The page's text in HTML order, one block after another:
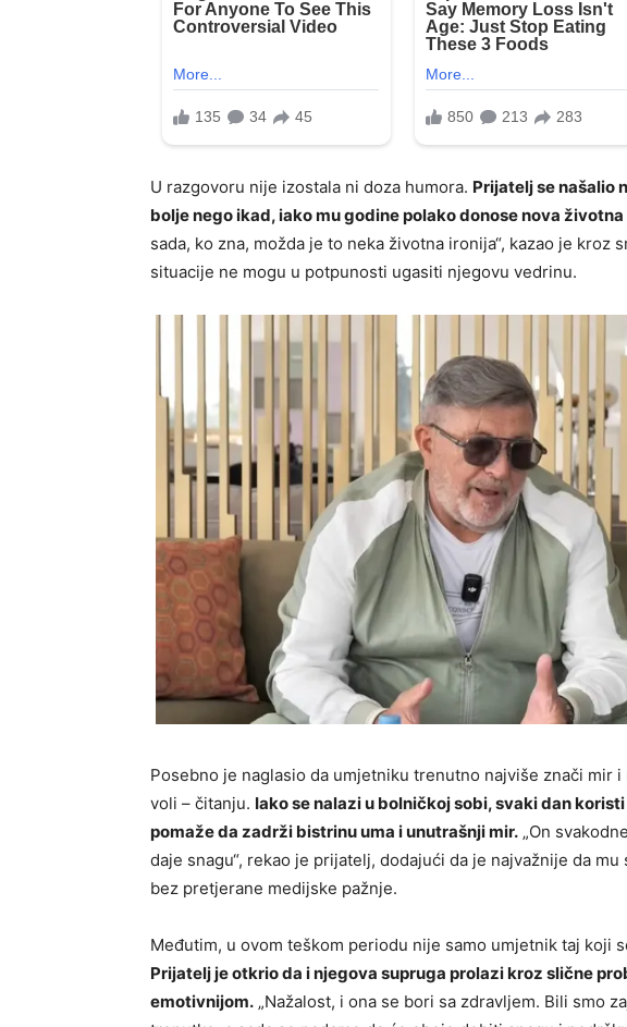
U razgovoru nije izostala ni doza humora. Prijatelj se našalio
bolje nego ikad, iako mu godine polako donose nova
sada, ko zna, možda je to neka životna ironija“, kazao je kroz
situacije ne mogu u potpunosti ugasiti njegovu vedrinu.
Posebno je naglasio da umjetniku trenutno najviše znači mir
voli – čitanju. Iako se nalazi u bolničkoj sobi, svaki dan
pomaže da zadrži bistrinu uma i unutrašnji mir. „On
daje snagu“, rekao je prijatelj, dodajući da je najvažnije da
bez pretjerane medijske pažnje.
Međutim, u ovom teškom periodu nije samo umjetnik taj koji
Prijatelj je otkrio da i njegova supruga prolazi kroz slične
emotivnijom. „Nažalost, i ona se bori sa zdravljem. Bili smo